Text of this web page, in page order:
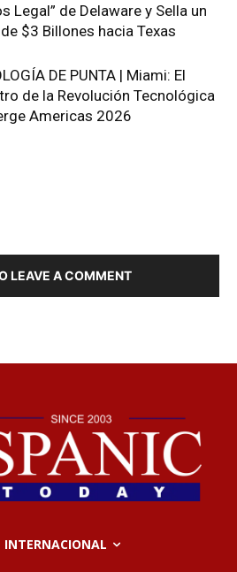
Legal” de Delaware y Sella un
$3 Billones hacia Texas
DE PUNTA | Miami: El
de la Revolución Tecnológica
Americas 2026
LEAVE A COMMENT
INTERNACIONAL